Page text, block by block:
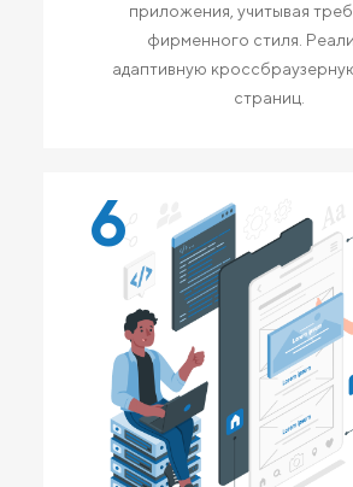
приложения, учитывая
фирменного стиля.
адаптивную
страниц.
6